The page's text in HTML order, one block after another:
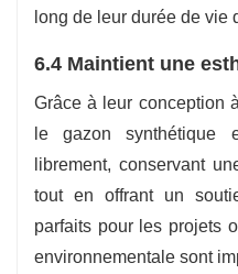
long de leur durée de vie
6.4 Maintient une
Grâce à leur conception
le gazon synthétique
librement, conservant
tout en offrant un
parfaits pour les projets
environnementale sont